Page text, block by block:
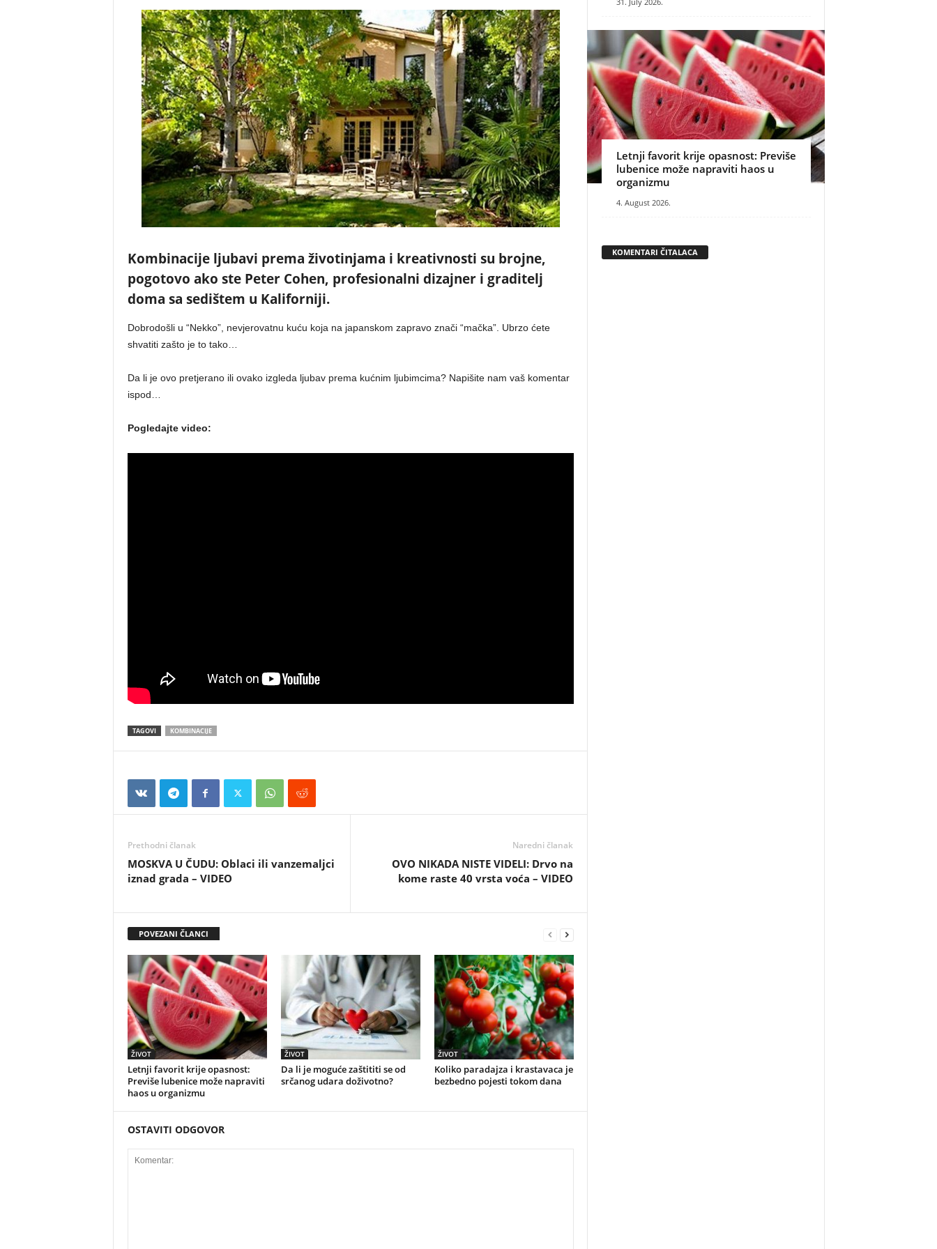
Kombinacije ljubavi prema životinjama i kreativnosti su brojne,
pogotovo ako ste Peter Cohen, profesionalni dizajner i graditelj
doma sa sedištem u Kaliforniji.
Dobrodošli u “Nekko”, nevjerovatnu kuću koja na japanskom zapravo znači “mačka”. Ubrzo ćete
shvatiti zašto je to tako…
Da li je ovo pretjerano ili ovako izgleda ljubav prema kućnim ljubimcima? Napišite nam vaš komentar
ispod…
Pogledajte video:
TAGOVI KOMBINACIJE
Prethodni članak
MOSKVA U ČUDU: Oblaci ili vanzemaljci
iznad grada – VIDEO
Naredni članak
OVO NIKADA NISTE VIDELI: Drvo na
kome raste 40 vrsta voća – VIDEO
POVEZANI ČLANCI
ŽIVOT
Letnji favorit krije opasnost:
Previše lubenice može napraviti
haos u organizmu
ŽIVOT
Da li je moguće zaštititi se od
srčanog udara doživotno?
ŽIVOT
Koliko paradajza i krastavaca je
bezbedno pojesti tokom dana
OSTAVITI ODGOVOR
Letnji favorit krije opasnost: Previše
lubenice može napraviti haos u
organizmu
4. August 2026.
KOMENTARI ČITALACA